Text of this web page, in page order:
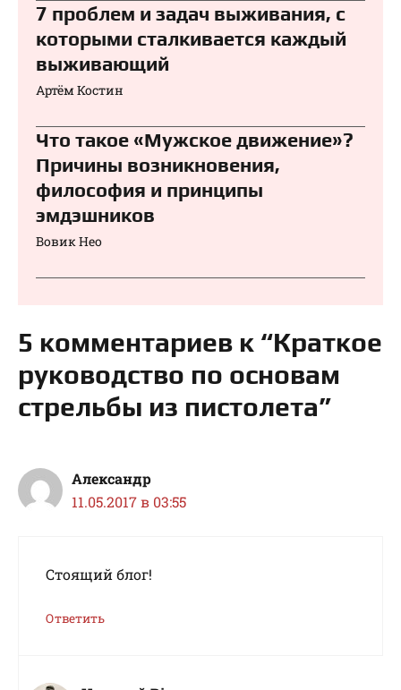
7 проблем и задач выживания, с
которыми сталкивается каждый
выживающий
Артём Костин
Что такое «Мужское движение»?
Причины возникновения,
философия и принципы
эмдэшников
Вовик Нео
5 комментариев к “Краткое
руководство по основам
стрельбы из пистолета”
Александр
11.05.2017 в 03:55
Стоящий блог!
Ответить